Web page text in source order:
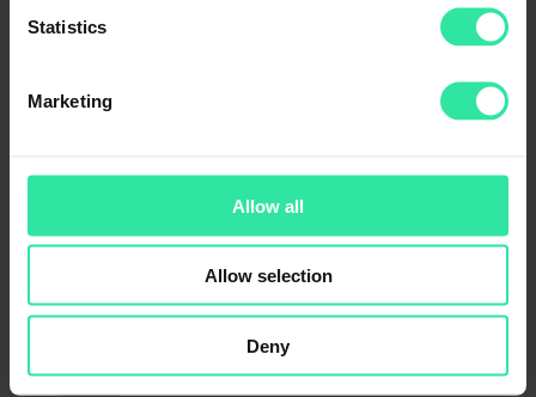
Statistics
Marketing
Allow all
Allow selection
Deny
En octubre, los socios comerciales de PeerBerry reembolsaron más
de 1 ,8 millones euros de préstamos afectados por la guerra. Hasta la
afectados por la guerra a mediados de noviembre.
Aplicación